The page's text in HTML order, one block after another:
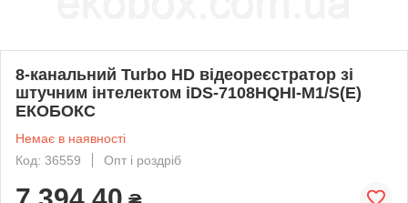
8-канальний Turbo HD відеореєстратор зі
штучним інтелектом iDS-7108HQHI-M1/S(E)
ЕКОБОКС
Немає в наявності
Код: 36559
Опт і роздріб